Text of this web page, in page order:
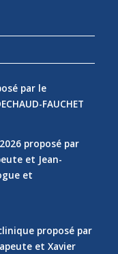
par le
FAUCHET
proposé par
et Jean-
et
proposé par
et Xavier